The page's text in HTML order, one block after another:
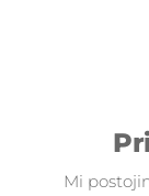
Mi